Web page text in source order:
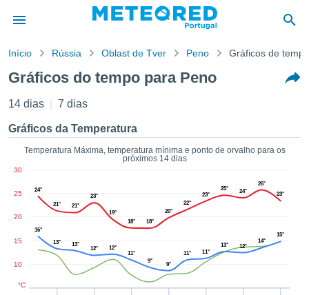
da
foi
por
para
que as
a este
e
digital
Início Rússia Oblast de Tver Peno Gráficos de tempo
Gráficos do tempo para Peno
14 dias 7 dias
Gráficos da Temperatura
Temperatura Máxima, temperatura mínima e ponto de orvalho para os
próximos 14 dias
10
15
20
25
30
°C
24°
21° 21°
23°
19°
18°
18°
20°
22°
23°
25° 24°
26°
23°
16°
13°
13°
12°
12°
11°
9°
9°
11° 11°
13° 12°
14°
15°